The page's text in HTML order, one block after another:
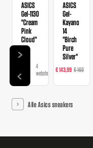
ASICS
Gel-1130
"Cream
Pink
Cloud"
4
webshops
ASICS
Gel-
Kayano
14
"Birch
Pure
Silver"
€ 143,99 € 160
Alle Asics sneakers